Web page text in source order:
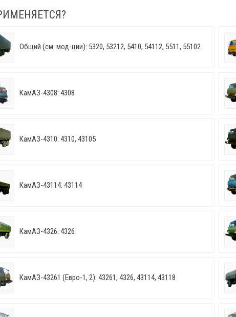
Общий (см. мод-ции): 5320, 53212, 5410, 54112, 5511, 55102
КамАЗ-4308: 4308
КамАЗ-4310: 4310, 43105
КамАЗ-43114: 43114
КамАЗ-4326: 4326
КамАЗ-43261 (Евро-1, 2): 43261, 4326, 43114, 43118